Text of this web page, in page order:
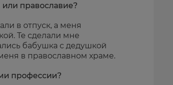
православие?
в отпуск, а меня
Те сделали мне
бабушка с дедушкой
в православном храме.
профессии?